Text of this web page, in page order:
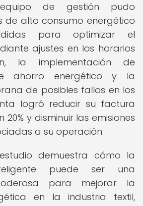
de gestión pudo
de alto consumo energético
para optimizar el
ajustes en los horarios
la implementación de
ahorro energético y la
de posibles fallos en los
logró reducir su factura
20% y disminuir las emisiones
a su operación.
demuestra cómo la
puede ser una
para mejorar la
en la industria textil,